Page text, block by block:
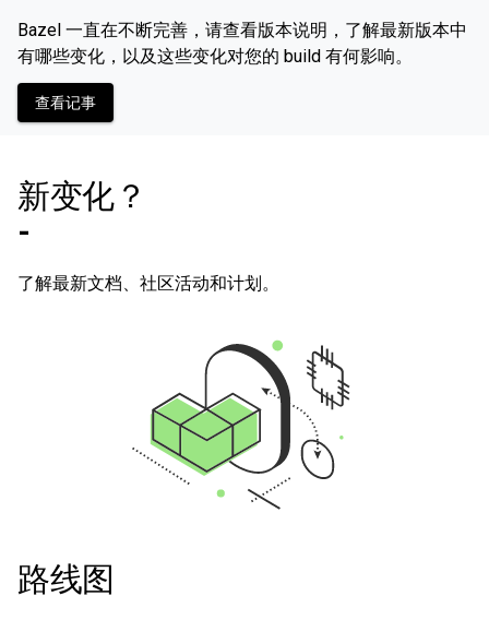
Bazel 一直在不断完善，请查看版本说明，了解最新版本中
有哪些变化，以及这些变化对您的 build 有何影响。
查看记事
新变化？
-
了解最新文档、社区活动和计划。
路线图